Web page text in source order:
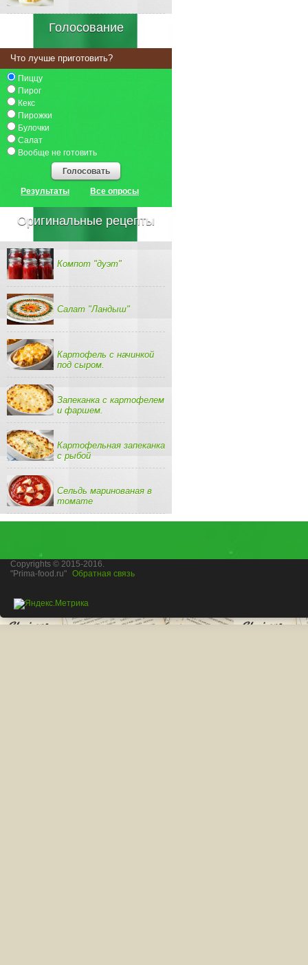
Голосование
Что лучше приготовить?
Пиццу
Пирог
Кекс
Пирожки
Булочки
Салат
Вообще не готовить
Голосовать
Результаты Все опросы
Оригинальные рецепты
Компот "дуэт"
Салат "Ландыш"
Картофель с начинкой
под сыром.
Запеканка с картофелем
и фаршем.
Картофельная запеканка
с рыбой
Сельдь маринованая в
томате
Copyrights © 2015-2016.
"Prima-food.ru" Обратная связь